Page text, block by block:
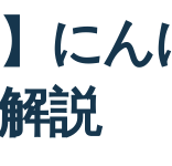
】に
説